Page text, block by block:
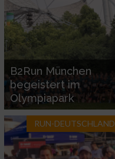
B2Run München
begeistert im
Olympiapark
RUN-DEUTSCHLAND
von Daten aus